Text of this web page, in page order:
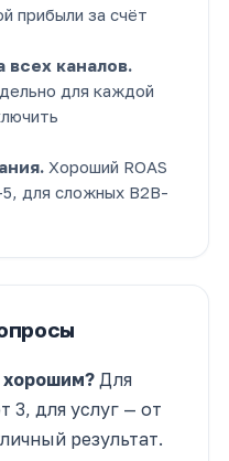
прибыли за счёт
всех каналов.
для каждой
Хороший ROAS
для сложных B2B-
хорошим? Для
3, для услуг — от
результат.